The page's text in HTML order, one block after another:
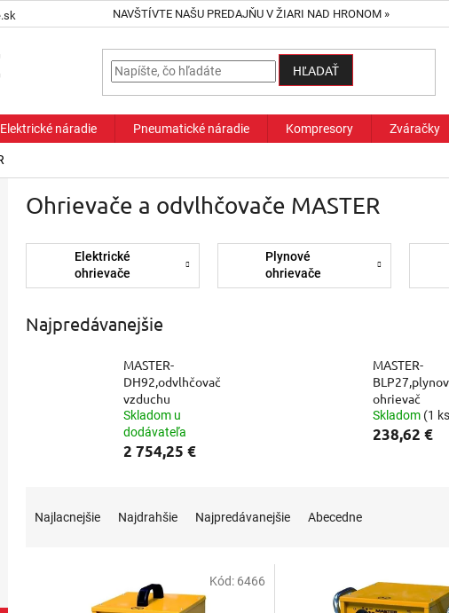
NAVŠTÍVTE NAŠU PREDAJŇU V ŽIARI NAD HRONOM »
HĽADAŤ
Elektrické náradie Pneumatické náradie Kompresory Zváračky
Ohrievače a odvlhčovače MASTER
Elektrické
ohrievače
Plynové
ohrievače
Najpredávanejšie
MASTER-
DH92,odvlhčovač
vzduchu
Skladom u
dodávateľa
2 754,25 €
MASTER-
ohrievač
Skladom (1
238,62 €
Najlacnejšie Najdrahšie Najpredávanejšie Abecedne
Kód: 6466